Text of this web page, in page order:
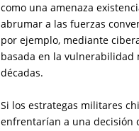
como una amenaza
abrumar a las fuerzas
por ejemplo, mediante
basada en la
décadas.
Si los estrategas militares
enfrentarían a una decisión